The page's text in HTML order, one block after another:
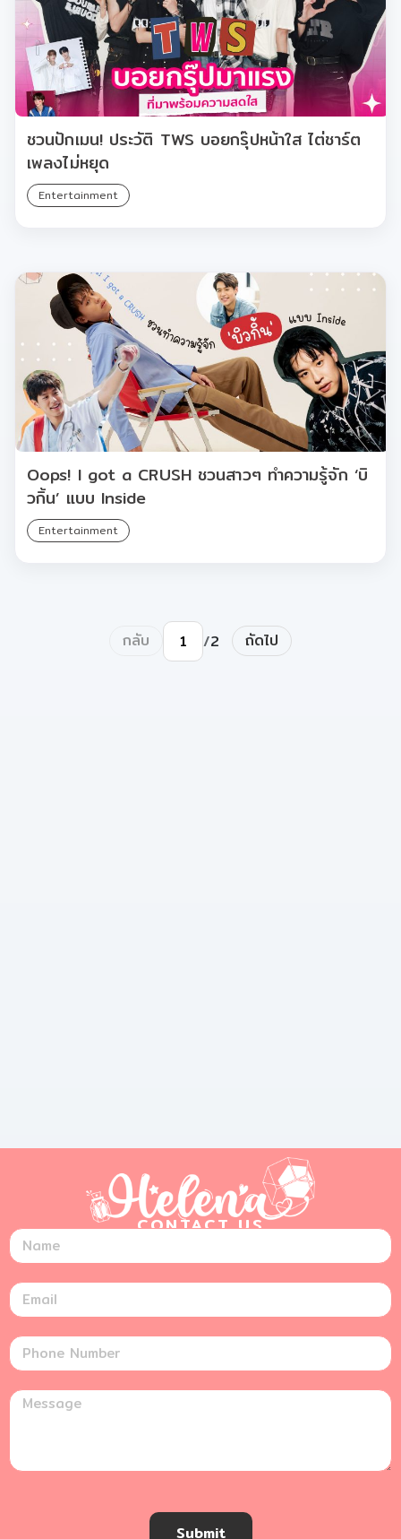
ชวนปักเมน! ประวัติ TWS บอยกรุ๊ปหน้าใส ไต่ชาร์ต
เพลงไม่หยุด
Entertainment
Oops! I got a CRUSH ชวนสาวๆ ทำความรู้จัก ‘บิ
วกิ้น’ แบบ Inside
Entertainment
กลับ ไปยังหน้า
/2 ถัดไป
CONTACT US
Submit